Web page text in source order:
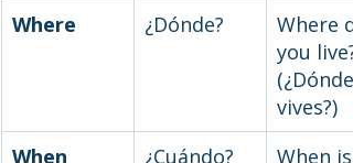
Where
¿Dónde?
Where
you live?
(¿Dónde
vives?)
When
¿Cuándo?
When is